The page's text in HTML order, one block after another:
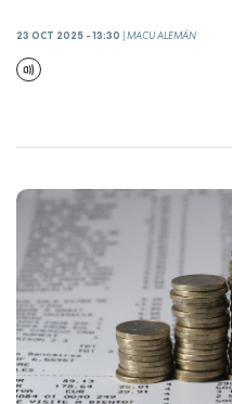
23 OCT 2025 - 13:30 |MACU ALEMÁN